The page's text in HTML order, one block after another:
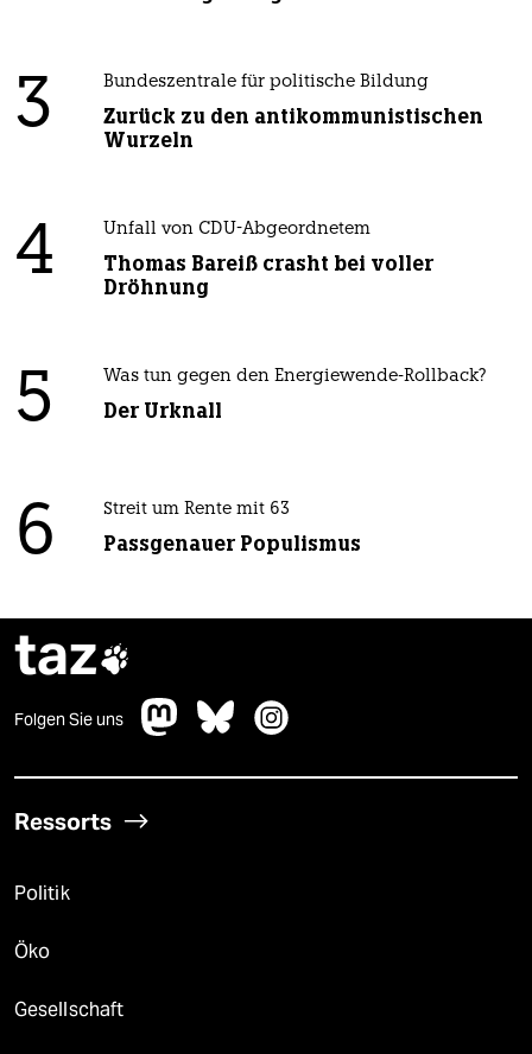
3 Bundeszentrale für politische Bildung
Zurück zu den antikommunistischen
Wurzeln
4 Unfall von CDU-Abgeordnetem
Thomas Bareiß crasht bei voller
Dröhnung
5 Was tun gegen den Energiewende-Rollback?
Der Urknall
6 Streit um Rente mit 63
Passgenauer Populismus
taz
Folgen Sie uns
Ressorts
Politik
Öko
Gesellschaft